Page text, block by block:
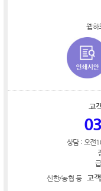
웹하
고
상담 : 오전
신한/농협 등 고